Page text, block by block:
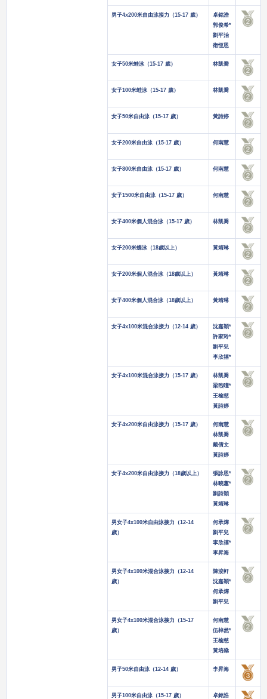
男子4x200米自由泳接力（15-17 歲）
卓銘浩
郭俊希*
劉平治
衛恆恩
女子50米蛙泳（15-17 歲） 林凱喬
女子100米蛙泳（15-17 歲） 林凱喬
女子50米自由泳（15-17 歲） 黃詩婷
女子200米自由泳（15-17 歲） 何南慧
女子800米自由泳（15-17 歲） 何南慧
女子1500米自由泳（15-17 歲） 何南慧
女子400米個人混合泳（15-17 歲） 林凱喬
女子200米蝶泳（18歲以上） 黃靖琳
女子200米個人混合泳（18歲以上） 黃靖琳
女子400米個人混合泳（18歲以上） 黃靖琳
女子4x100米混合泳接力（12-14 歲）
沈嘉穎*
許家玲*
劉平兒
李欣禧*
女子4x100米混合泳接力（15-17 歲）
林凱喬
梁煦曈*
王榆慈
黃詩婷
女子4x200米自由泳接力（15-17 歲）
何南慧
林凱喬
戴倩文
黃詩婷
女子4x200米自由泳接力（18歲以上）
張詠恩*
林曉蕙*
劉詩穎
黃靖琳
男女子4x100米自由泳接力（12-14
歲）
何承燁
劉平兒
李欣禧*
李昇海
男女子4x100米混合泳接力（12-14
歲）
陳浚軒
沈嘉穎*
何承燁
劉平兒
男女子4x100米混合泳接力（15-17
歲）
何南慧
伍棹然*
王榆慈
黃培燊
男子50米自由泳（12-14 歲） 李昇海
男子100米自由泳（15-17 歲） 卓銘浩